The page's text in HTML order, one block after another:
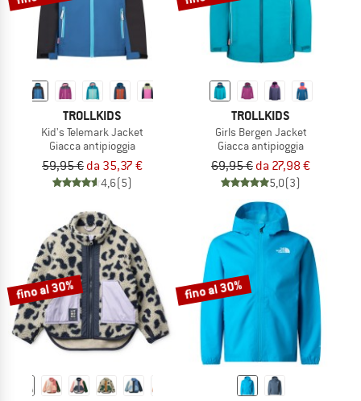
TROLLKIDS
Kid's Telemark Jacket
Giacca antipioggia
59,95 € da 35,37 €
4,6(5)
TROLLKIDS
Girls Bergen Jacket
Giacca antipioggia
69,95 € da 27,98 €
5,0(3)
fino al 30% fino al 30%